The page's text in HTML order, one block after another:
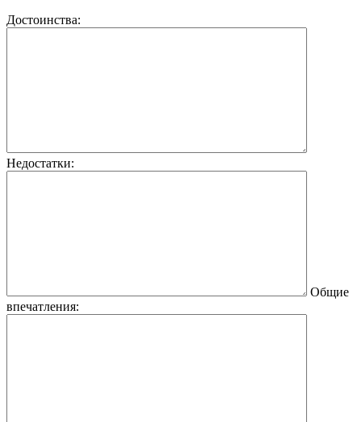
Достоинства:
Недостатки:
Общие
впечатления: